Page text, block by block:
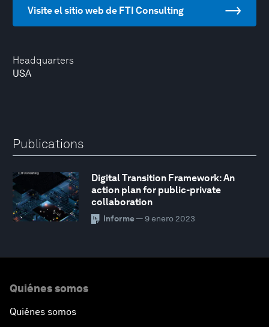
Headquarters
USA
Visite el sitio web de FTI Consulting
Publications
Digital Transition Framework: An
action plan for public-private
collaboration
Informe— 9 enero 2023
Quiénes somos
Quiénes somos